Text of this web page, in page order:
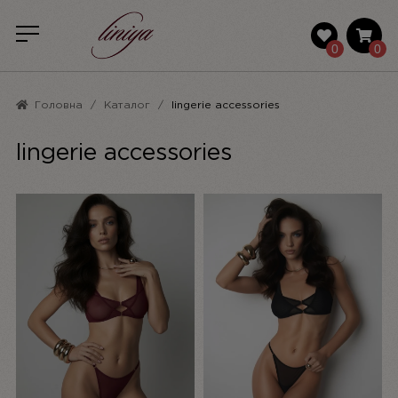
0
0
Головна Каталог lingerie accessories
lingerie accessories